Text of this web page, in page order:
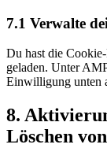
7.1 Verwalte
Du hast die
geladen. Unter
Einwilligung unten
8.
Löschen